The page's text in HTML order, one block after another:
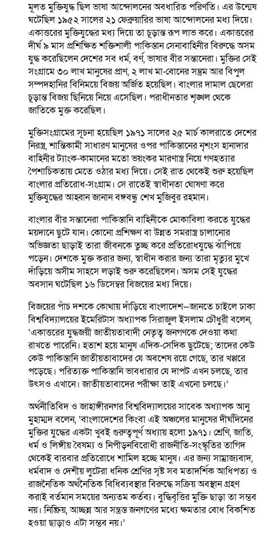
মূলত মুক্তিযুদ্ধ ছিল ভাষা আন্দোলনের অবধারিত পরিণতি। এর উন্মেষ
ঘটেছিল ১৯৫২ সালের ২১ ফেব্রুয়ারির ভাষা আন্দোলনের মধ্য দিয়ে।
একাত্তরের মুক্তিযুদ্ধের মধ্য দিয়ে তা চূড়ান্ত রূপ লাভ করে। একাত্তরের
দীর্ঘ ৯ মাস প্রশিক্ষিত শক্তিশালী পাকিস্তান সেনাবাহিনীর বিরুদ্ধে অসম
যুদ্ধ করেছিলেন দেশের সব ধর্ম, বর্ণ, ভাষার বীর সন্তানেরা। মুক্তির সেই
সংগ্রামে ৩০ লাখ মানুষের প্রাণ, ২ লাখ মা-বোনের সম্ভ্রম আর বিপুল
সম্পদহানির বিনিময়ে বিজয় অর্জিত হয়েছিল। বাংলার দামাল ছেলেরা
চূড়ান্ত বিজয় ছিনিয়ে নিয়ে এসেছিল। পরাধীনতার শৃঙ্খল থেকে
জাতিকে মুক্ত করেছিল।
মুক্তিসংগ্রামের সূচনা হয়েছিল ১৯৭১ সালের ২৫ মার্চ কালরাতে দেশের
নিরস্ত্র, শান্তিকামী সাধারণ মানুষের ওপর পাকিস্তানের নৃশংস হানাদার
বাহিনীর ট্যাংক-কামানের মতো ভয়ংকর মারণাস্ত্র নিয়ে গণহত্যার
পৈশাচিকতায় মেতে ওঠার মধ্য দিয়ে। সেই রাত থেকেই শুরু হয়েছিল
বাংলার প্রতিরোধ-সংগ্রাম। সে রাতেই স্বাধীনতা ঘোষণা করে
মুক্তিযুদ্ধের আহ্বান জানান বঙ্গবন্ধু শেখ মুজিবুর রহমান।
বাংলার বীর সন্তানেরা পাকিস্তানি বাহিনীকে মোকাবিলা করতে যুদ্ধের
ময়দানে ছুটে যান। কোনো প্রশিক্ষণ বা উন্নত সমরাস্ত্র চালানোর
অভিজ্ঞতা ছাড়াই তারা জীবনকে তুচ্ছ করে প্রতিরোধযুদ্ধে ঝাঁপিয়ে
পড়েন। দেশকে মুক্ত করার জন্য, স্বাধীন করার জন্য তারা মৃত্যুর মুখে
দাঁড়িয়ে অসীম সাহসে লড়াই শুরু করেছিলেন। অসম সেই যুদ্ধের
অবসান ঘটেছিল ১৬ ডিসেম্বর বিজয়ের মধ্য দিয়ে।
বিজয়ের পাঁচ দশকে কোথায় দাঁড়িয়ে বাংলাদেশ—জানতে চাইলে ঢাকা
বিশ্ববিদ্যালয়ের ইমেরিটাস অধ্যাপক সিরাজুল ইসলাম চৌধুরী বলেন,
‘একাত্তরের যুদ্ধজয়ী জাতীয়তাবাদী নেতৃত্ব জনগণকে দেওয়া কথা
রাখতে পারেনি। হতাশ হয়ে মানুষ এদিক-সেদিক ছুটেছে; তাদের কেউ
কেউ পাকিস্তানি জাতীয়তাবাদের যে অবশেষ রয়ে গেছে, তার খপ্পরে
পড়েছে। পরিত্যক্ত পাকিস্তানি ভাবধারার যে দাপট এখন চলছে, তার
উৎসও এখানে। জাতীয়তাবাদের পরীক্ষা তাই এখনো চলছে।’
অর্থনীতিবিদ ও জাহাঙ্গীরনগর বিশ্ববিদ্যালয়ের সাবেক অধ্যাপক আনু
মুহাম্মদ বলেন, ‘বাংলাদেশের কিংবা এই অঞ্চলের মানুষের দীর্ঘদিনের
মুক্তির যুদ্ধের একটা খুবই গুরুত্বপূর্ণ অধ্যায় হলো ১৯৭১। শ্রেণি, জাতি,
ধর্ম ও লিঙ্গীয় বৈষম্য ও নিপীড়নবিরোধী রাজনীতি-সংস্কৃতির তাগিদ
থেকেই বারবার প্রতিরোধে শামিল হচ্ছে মানুষ। এর জন্য সাম্রাজ্যবাদ,
ধর্মবাদ ও দেশীয় লুটেরা ধনিক শ্রেণির সৃষ্ট সব মতাদর্শিক আধিপত্য ও
রাজনৈতিক অর্থনৈতিক বিধিব্যবস্থার বিরুদ্ধে সক্রিয় অবস্থান গ্রহণ
করাই বর্তমান সময়ের অন্যতম কর্তব্য। বুদ্ধিবৃত্তির মুক্তি ছাড়া তা সম্ভব
নয়। নিষ্ক্রিয়, আচ্ছন্ন আর সন্ত্রস্ত জনগণের মধ্যে ক্ষমতার বোধ বিকশিত
হওয়া ছাড়াও এটা সম্ভব নয়।’